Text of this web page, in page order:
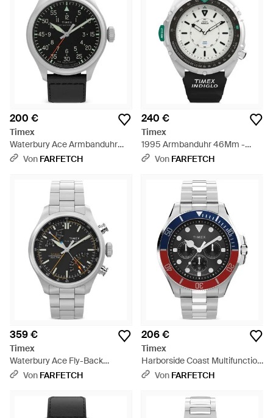
200 €
Timex
Waterbury Ace Armbanduhr
41Mm - Schwarz
Von FARFETCH
240 €
Timex
1995 Armbanduhr 46Mm -
Schwarz
Von FARFETCH
359 €
Timex
Waterbury Ace Fly-Back
Armbanduhr 43Mm - Grau
Von FARFETCH
206 €
Timex
Harborside Coast Multifunction
Armbanduhr 43Mm - Grau
Von FARFETCH